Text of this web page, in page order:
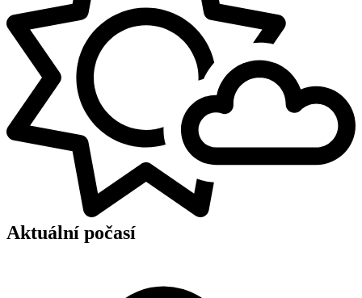
Aktuální počasí